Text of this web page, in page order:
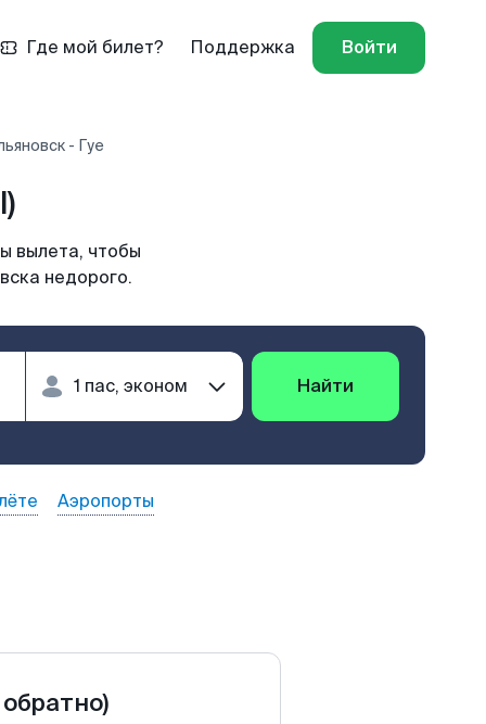
Где мой билет? Поддержка Войти
- Гуе
вылета, чтобы
недорого.
Найти
Аэропорты